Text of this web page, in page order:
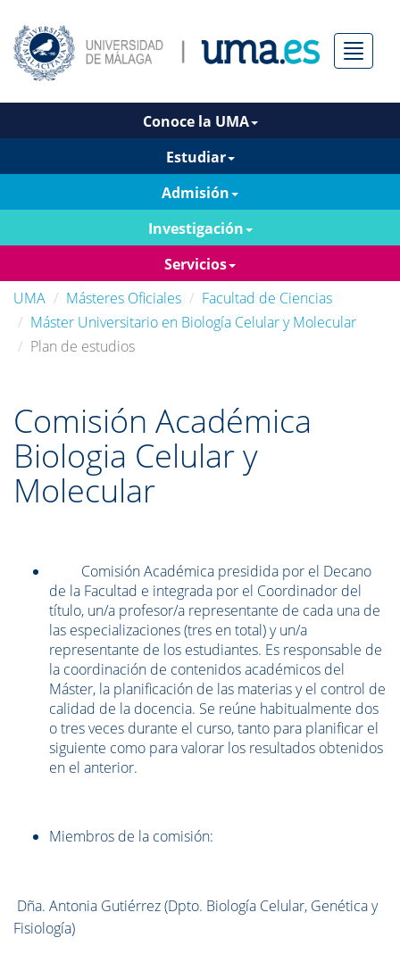
Menú
Conoce la UMA
Estudiar
Admisión
Investigación
Servicios
UMA
Másteres Oficiales
Facultad de Ciencias
Máster Universitario en Biología Celular y Molecular
Plan de estudios
Comisión Académica
Biologia Celular y
Molecular
Comisión Académica presidida por el Decano
de la Facultad e integrada por el Coordinador del
título, un/a profesor/a representante de cada una de
las especializaciones (tres en total) y un/a
representante de los estudiantes. Es responsable de
la coordinación de contenidos académicos del
Máster, la planificación de las materias y el control de
calidad de la docencia. Se reúne habitualmente dos
o tres veces durante el curso, tanto para planificar el
siguiente como para valorar los resultados obtenidos
en el anterior.
Miembros de la comisión:
Dña. Antonia Gutiérrez (Dpto. Biología Celular, Genética y
Fisiología)